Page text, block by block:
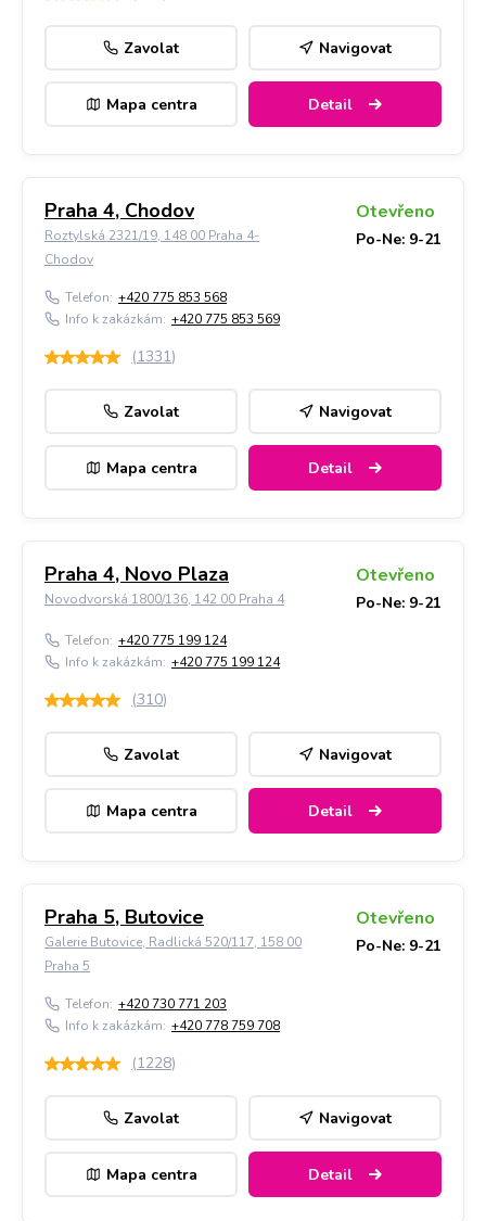
Zavolat Navigovat
Mapa centra Detail
Praha 4, Chodov
Roztylská 2321/19, 148 00 Praha 4-
Chodov
Otevřeno
Po-Ne: 9-21
Telefon: +420 775 853 568
Info k zakázkám: +420 775 853 569
(1331)
Zavolat Navigovat
Mapa centra Detail
Praha 4, Novo Plaza
Novodvorská 1800/136, 142 00 Praha 4
Otevřeno
Po-Ne: 9-21
Telefon: +420 775 199 124
Info k zakázkám: +420 775 199 124
(310)
Zavolat Navigovat
Mapa centra Detail
Praha 5, Butovice
Galerie Butovice, Radlická 520/117, 158 00
Praha 5
Otevřeno
Po-Ne: 9-21
Telefon: +420 730 771 203
Info k zakázkám: +420 778 759 708
(1228)
Zavolat Navigovat
Mapa centra Detail